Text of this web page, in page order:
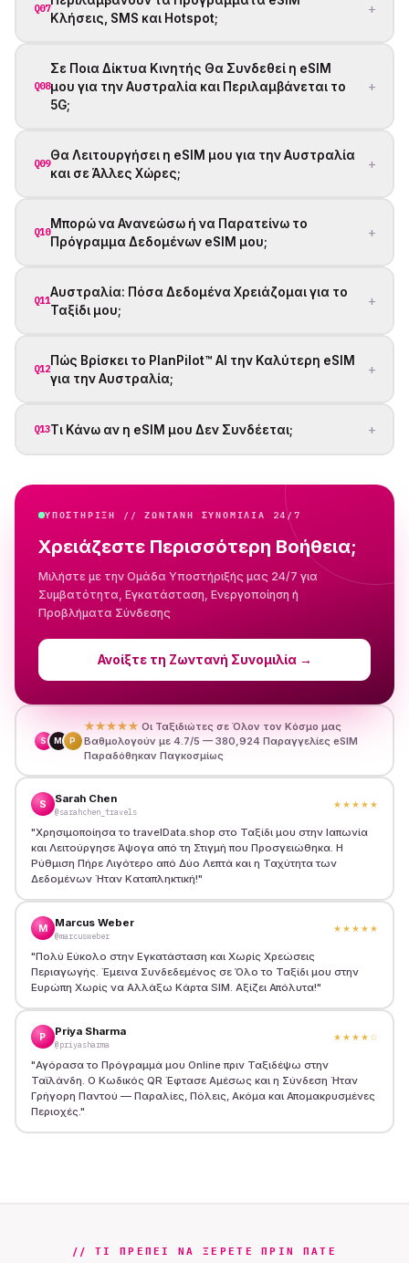
Q07
Κλήσεις, SMS και Hotspot;
+
Q08
Σε Ποια Δίκτυα Κινητής Θα Συνδεθεί η eSIM
μου για την Αυστραλία και Περιλαμβάνεται το
5G;
+
Q09
Θα Λειτουργήσει η eSIM μου για την Αυστραλία
και σε Άλλες Χώρες;
+
Q10
Μπορώ να Ανανεώσω ή να Παρατείνω το
Πρόγραμμα Δεδομένων eSIM μου;
+
Q11
Αυστραλία: Πόσα Δεδομένα Χρειάζομαι για το
Ταξίδι μου;
+
Q12
Πώς Βρίσκει το PlanPilot™ AI την Καλύτερη eSIM
για την Αυστραλία;
+
Q13Τι Κάνω αν η eSIM μου Δεν Συνδέεται; +
ΥΠΟΣΤΉΡΙΞΗ // ΖΩΝΤΑΝΗ ΣΥΝΟΜΙΛΙΑ 24/7
Χρειάζεστε Περισσότερη Βοήθεια;
Μιλήστε με την Ομάδα Υποστήριξής μας 24/7 για
Συμβατότητα, Εγκατάσταση, Ενεργοποίηση ή
Προβλήματα Σύνδεσης
Ανοίξτε τη Ζωντανή Συνομιλία→
S M P
★★★★★ Οι Ταξιδιώτες σε Όλον τον Κόσμο μας
Βαθμολογούν με 4.7/5 — 380,924 Παραγγελίες eSIM
Παραδόθηκαν Παγκοσμίως
S Sarah Chen
@sarahchen_travels
★★★★★
"Χρησιμοποίησα το travelData.shop στο Ταξίδι μου στην Ιαπωνία
και Λειτούργησε Άψογα από τη Στιγμή που Προσγειώθηκα. Η
Ρύθμιση Πήρε Λιγότερο από Δύο Λεπτά και η Ταχύτητα των
Δεδομένων Ήταν Καταπληκτική!"
M Marcus Weber
@marcusweber
★★★★★
"Πολύ Εύκολο στην Εγκατάσταση και Χωρίς Χρεώσεις
Περιαγωγής. Έμεινα Συνδεδεμένος σε Όλο το Ταξίδι μου στην
Ευρώπη Χωρίς να Αλλάξω Κάρτα SIM. Αξίζει Απόλυτα!"
P Priya Sharma
@priyasharma
★★★★ ☆
"Αγόρασα το Πρόγραμμά μου Online πριν Ταξιδέψω στην
Ταϊλάνδη. Ο Κωδικός QR Έφτασε Αμέσως και η Σύνδεση Ήταν
Γρήγορη Παντού — Παραλίες, Πόλεις, Ακόμα και Απομακρυσμένες
Περιοχές. "
// ΤΙ ΠΡΈΠΕΙ ΝΑ ΞΈΡΕΤΕ ΠΡΙΝ ΠΆΤΕ